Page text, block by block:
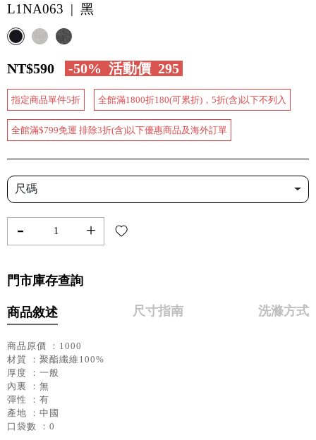
L1NA063 | 黑
NT$590 -50% 活動價 295
指定商品單件5折 全館滿1800折180(可累折)，5折(含)以下不列入
全館滿$799免運 排除3折(含)以下優惠商品及海外訂單
尺碼
- +
門市庫存查詢
商品敘述 尺寸指南 洗滌方式
商品原價 ：1000
材質 ：聚酯纖維100%
厚度 ：一般
內裏 ：無
彈性 ：有
產地 ：中國
口袋數 ：0